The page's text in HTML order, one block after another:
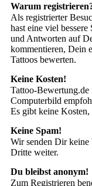
Warum
Als registrierter
hast eine viel
und Antworten auf
kommentieren, Dein
Tattoos bewerten.
Keine Kosten!
Tattoo-
Computerbild
Es gibt keine
Keine Spam!
Wir senden Dir keine
Dritte weiter.
Du bleibst anonym!
Zum Registrieren